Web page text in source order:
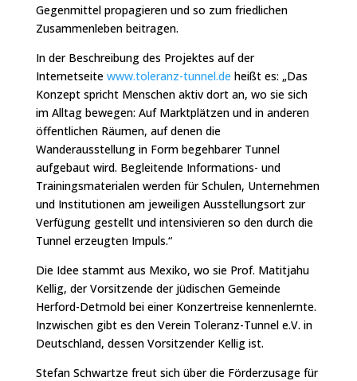
Gegenmittel propagieren und so zum friedlichen
Zusammenleben beitragen.
In der Beschreibung des Projektes auf der
Internetseite www.toleranz-tunnel.de heißt es: „Das
Konzept spricht Menschen aktiv dort an, wo sie sich
im Alltag bewegen: Auf Marktplätzen und in anderen
öffentlichen Räumen, auf denen die
Wanderausstellung in Form begehbarer Tunnel
aufgebaut wird. Begleitende Informations- und
Trainingsmaterialen werden für Schulen, Unternehmen
und Institutionen am jeweiligen Ausstellungsort zur
Verfügung gestellt und intensivieren so den durch die
Tunnel erzeugten Impuls.“
Die Idee stammt aus Mexiko, wo sie Prof. Matitjahu
Kellig, der Vorsitzende der jüdischen Gemeinde
Herford-Detmold bei einer Konzertreise kennenlernte.
Inzwischen gibt es den Verein Toleranz-Tunnel e.V. in
Deutschland, dessen Vorsitzender Kellig ist.
Stefan Schwartze freut sich über die Förderzusage für